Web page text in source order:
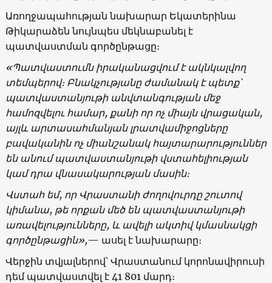
Առողջապահության նախարար Եկատերինա
Թիկարաձեն նույնպես մեկնաբանել է
պատվաստման գործընթացը։
«Պատվաստումն իրականացվում է ակնկալվող
տեմպերով։ Բնակչությանը ժամանակ է պետք՝
պատվաստանյութի անվտանգության մեջ
համոզվելու համար, քանի որ ոչ միայն վրացական,
այլև արտասահմանյան լրատվամիջոցները
բավականին ոչ միանշանակ հայտարարություններ
են անում պատվաստանյութի վստահելիության
կամ դրա վնասակարության մասին։
Վստահ եմ, որ Վրաստանի ժողովուրդը շուտով
կիմանա, թե որքան մեծ են պատվաստանյութի
առավելությունները, և ավելի ակտիվ կմասնակցի
գործընթացին»,— ասել է նախարարը։
Վերջին տվյալներով՝ Վրաստանում կորոնավիրուսի
դեմ պատվաստվել է 41 801 մարդ։